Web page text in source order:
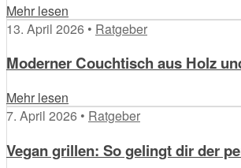
Mehr lesen
13. April 2026 • Ratgeber
Moderner Couchtisch aus Holz
Mehr lesen
7. April 2026 • Ratgeber
Vegan grillen: So gelingt dir der